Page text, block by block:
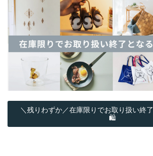
＼残りわずか／在庫限りでお取り扱い終
🛍️